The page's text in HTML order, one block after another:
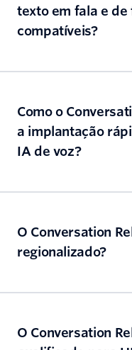
texto em fala e
compatíveis?
Como o
a implantação
IA de voz?
O Conversation
regionalizado?
O Conversation